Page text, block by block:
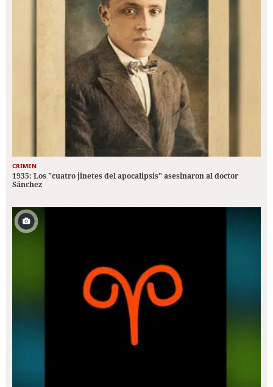
CRIMEN
1935: Los "cuatro jinetes del apocalipsis" asesinaron al doctor
Sánchez